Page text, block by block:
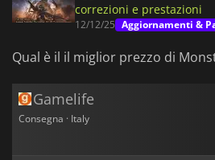
correzioni e prestazioni
12/12/25 Aggiornamenti &
Qual è il il miglior prezzo di
Gamelife
Consegna · Italy